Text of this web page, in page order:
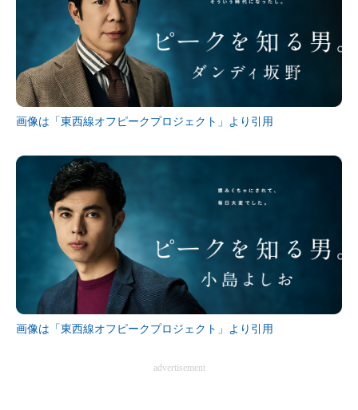
製造業のIT導入・活用を支援
モノづくり技術者専門サイト
エレクトロニクス専門サイト
電子設計の基本と応用
エネルギーの専門メディア
建設×テクノロジーの最前線
ちょっと気になるネットの話題
画像は「東西線オフピークプロジェクト」より引用
画像は「東西線オフピークプロジェクト」より引用
advertisement